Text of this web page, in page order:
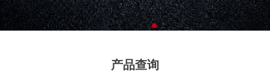
产品查询